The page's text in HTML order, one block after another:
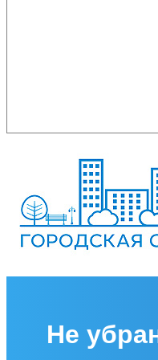
Не